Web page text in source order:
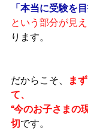
「本当に受験を
という部分が見
ります。
だからこそ、
ま
て、
“今のお子さまの
切です。